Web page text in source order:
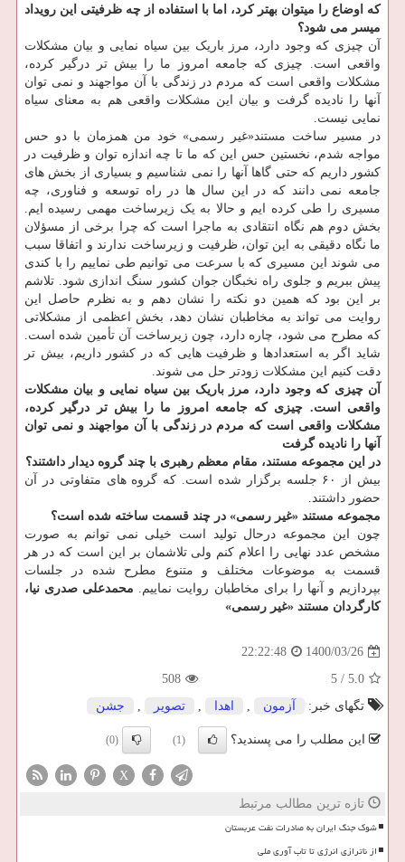
که اوضاع را میتوان بهتر کرد، اما با استفاده از چه ظرفیتی این رویداد
میسر می شود؟
آن چیزی که وجود دارد، مرز باریک بین سیاه نمایی و بیان مشکلات
واقعی است. چیزی که جامعه امروز ما را بیش تر درگیر کرده،
مشکلات واقعی است که مردم در زندگی با آن مواجهند و نمی توان
آنها را نادیده گرفت و بیان این مشکلات واقعی هم به معنای سیاه
نمایی نیست.
در مسیر ساخت مستند«غیر رسمی» خود من همزمان با دو حس
مواجه شدم، نخستین حس این که ما تا چه اندازه توان و ظرفیت در
کشور داریم که حتی گاها آنها را نمی شناسیم و بسیاری از بخش های
جامعه نمی دانند که در این سال ها در راه توسعه و فناوری، چه
مسیری را طی کرده ایم و حالا به یک زیرساخت مهمی رسیده ایم.
بخش دوم هم نگاه انتقادی به ماجرا است که چرا برخی از مسؤلان
ما نگاه دقیقی به این توان، ظرفیت و زیرساخت ندارند و اتفاقا سبب
می شوند این مسیری که با سرعت می توانیم طی نماییم را با کندی
پیش ببریم و جلوی راه نخبگان جوان کشور سنگ اندازی شود. تلاشم
بر این بود که همین دو نکته را نشان دهم و به نظرم حاصل این
روایت می تواند به مخاطبان نشان دهد، بخش اعظمی از مشکلاتی
که مطرح می شود، چاره دارد، چون زیرساخت آن تأمین شده است.
شاید اگر به استعدادها و ظرفیت هایی که در کشور داریم، بیش تر
دقت کنیم این مشکلات زودتر حل می شوند.
آن چیزی که وجود دارد، مرز باریک بین سیاه نمایی و بیان مشکلات
واقعی است. چیزی که جامعه امروز ما را بیش تر درگیر کرده،
مشکلات واقعی است که مردم در زندگی با آن مواجهند و نمی توان
آنها را نادیده گرفت
در این مجموعه مستند، مقام معظم رهبری با چند گروه دیدار داشتند؟
بیش از ۶۰ جلسه برگزار شده است. که گروه های متفاوتی در آن
حضور داشتند.
مجموعه مستند «غیر رسمی» در چند قسمت ساخته شده است؟
چون این مجموعه درحال تولید است خیلی نمی توانم به صورت
مشخص عدد نهایی را اعلام کنم ولی تلاشمان بر این است که در هر
قسمت به موضوعات مختلف و متنوع مطرح شده در جلسات
بپردازیم و آنها را برای مخاطبان روایت نماییم. محمدعلی صدری نیا،
کارگردان مستند «غیر رسمی»
1400/03/26
22:22:48
5.0
/
5
508
تگهای خبر:
آزمون , اهدا , تصویر , جشن
این مطلب را می پسندید؟ (1)
(0)
X
تازه ترین مطالب مرتبط
شوک جنگ ایران به صادرات نفت عربستان
از ناترازی انرژی تا تاب آوری ملی